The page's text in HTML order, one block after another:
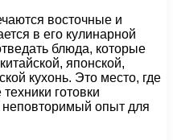
восточные и
в его кулинарной
блюда, которые
японской,
кухонь. Это место, где
готовки
опыт для